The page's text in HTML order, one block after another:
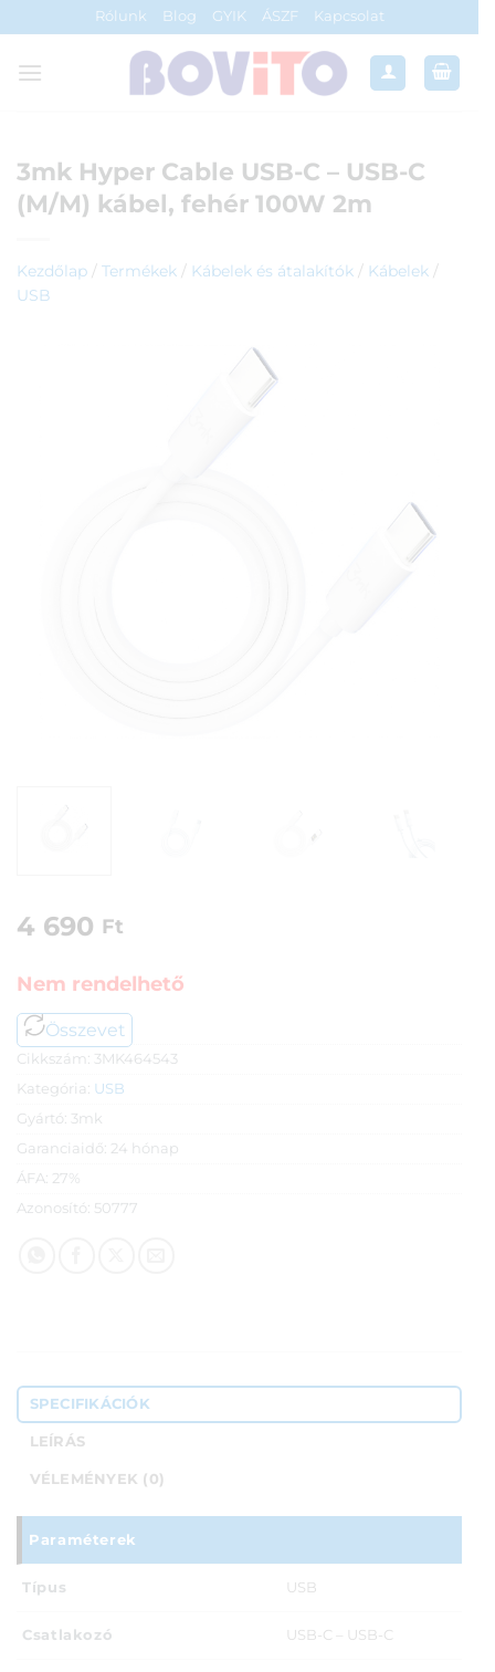
to
content
Rólunk Blog GYIK ÁSZF Kapcsolat
3mk Hyper Cable USB-C – USB-C
(M/M) kábel, fehér 100W 2m
Kezdőlap / Termékek / Kábelek és átalakítók / Kábelek /
USB
4 690 Ft
Nem rendelhető
Összevet
Cikkszám: 3MK464543
Kategória: USB
Gyártó: 3mk
Garanciaidő: 24 hónap
ÁFA: 27%
Azonosító: 50777
SPECIFIKÁCIÓK
LEÍRÁS
VÉLEMÉNYEK (0)
Paraméterek
Típus USB
Csatlakozó USB-C – USB-C